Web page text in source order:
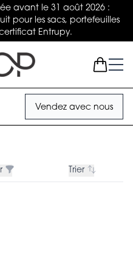
avant le 31 août 2026 :
pour les sacs, portefeuilles
Entrupy.
Vendez avec nous
Trier